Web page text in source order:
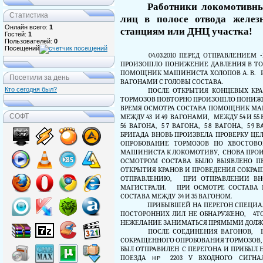
Статистика
Онлайн всего: 1
Гостей: 1
Пользователей: 0
Посещений
Посетили за день
Кто сегодня был?
СОФТ
Работники
лиц в полосе отвода
станциям или ДНЦ участка!
04.03.2010 ПЕРЕД
ПРОИЗОШЛО ПОНИЖЕНИЕ ДАВЛЕНИЯ В
ПОМОЩНИК МАШИНИСТА ХОЛОПОВ А. В.
ВАГОНАМИ С ГОЛОВЫ СОСТАВА.
ПОСЛЕ ОТКРЫТИЯ КОНЦЕВЫХ
ТОРМОЗОВ ПОВТОРНО ПРОИЗОШЛО
ВРЕМЯ ОСМОТРА СОСТАВА ПОМОЩНИК
МЕЖДУ 43 И 49 ВАГОНАМИ,
МЕЖДУ 54 И
56 ВАГОНА, 5 7 ВАГОНА, 5 8 ВАГОНА,
5 9
БРИГАДА ВНОВЬ ПРОИЗВЕЛА ПРОВЕРКУ
ОПРОБОВАНИЕ ТОРМОЗОВ ПО
МАШИНИСТА К ЛОКОМОТИВУ, СНОВА
ОСМОТРОМ СОСТАВА БЫЛО ВЫЯВЛЕНО
ОТКРЫТИЯ КРАНОВ И ПРОВЕДЕНИЯ
ОТПРАВЛЕНИЮ,
ПРИ ОТПРАВЛЕНИИ
МАГИСТРАЛИ.
ПРИ ОСМОТРЕ
СОСТАВА МЕЖДУ 34 И 35 ВАГОНОМ.
ПРИБЫВШЕЙ НА ПЕРЕГОН
ПОСТОРОННИХ ЛИЛ НЕ ОБНАРУЖЕНО,
НЕЖЕЛАНИЕ ЗАНИМАТЬСЯ ПРЯМЫМИ
ПОСЛЕ СОЕДИНЕНИЯ ВАГОНОВ,
СОКРАЩЕННОГО ОПРОБОВАНИЯ ТОРМОЗОВ,
БЫЛ ОТПРАВИЛЕН С ПЕРЕГОНА И ПРИБЫЛ
ПОЕЗДАHP
2203 У ВХОДНОГО